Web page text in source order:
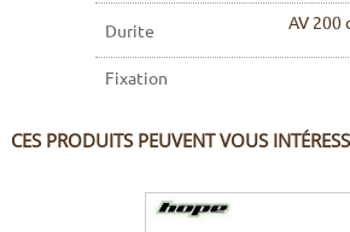
Durite AV 200
Fixation
CES PRODUITS PEUVENT VOUS